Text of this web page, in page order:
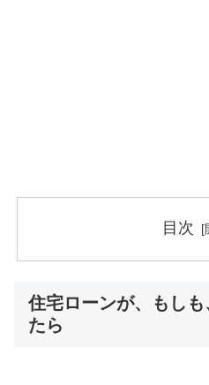
目次
住宅ローンが、もし
たら